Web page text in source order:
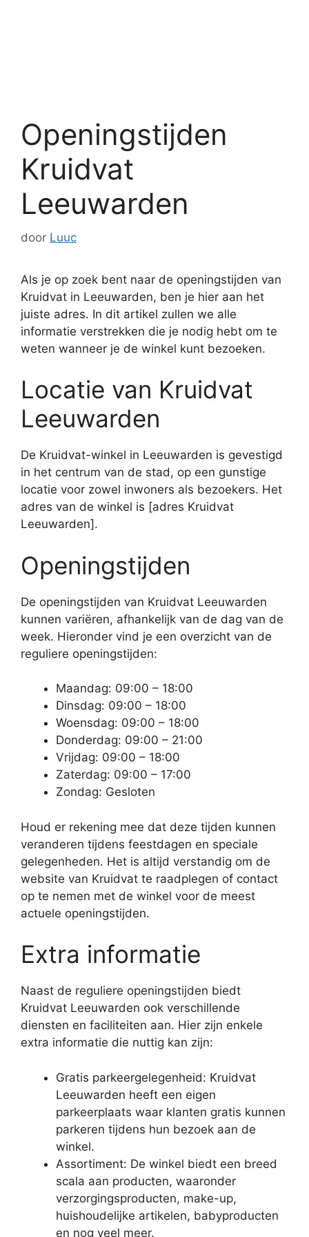
Openingstijden
Kruidvat
Leeuwarden
door Luuc
Als je op zoek bent naar de openingstijden van
Kruidvat in Leeuwarden, ben je hier aan het
juiste adres. In dit artikel zullen we alle
informatie verstrekken die je nodig hebt om te
weten wanneer je de winkel kunt bezoeken.
Locatie van Kruidvat
Leeuwarden
De Kruidvat-winkel in Leeuwarden is gevestigd
in het centrum van de stad, op een gunstige
locatie voor zowel inwoners als bezoekers. Het
adres van de winkel is [adres Kruidvat
Leeuwarden].
Openingstijden
De openingstijden van Kruidvat Leeuwarden
kunnen variëren, afhankelijk van de dag van de
week. Hieronder vind je een overzicht van de
reguliere openingstijden:
Maandag: 09:00 – 18:00
Dinsdag: 09:00 – 18:00
Woensdag: 09:00 – 18:00
Donderdag: 09:00 – 21:00
Vrijdag: 09:00 – 18:00
Zaterdag: 09:00 – 17:00
Zondag: Gesloten
Houd er rekening mee dat deze tijden kunnen
veranderen tijdens feestdagen en speciale
gelegenheden. Het is altijd verstandig om de
website van Kruidvat te raadplegen of contact
op te nemen met de winkel voor de meest
actuele openingstijden.
Extra informatie
Naast de reguliere openingstijden biedt
Kruidvat Leeuwarden ook verschillende
diensten en faciliteiten aan. Hier zijn enkele
extra informatie die nuttig kan zijn:
Gratis parkeergelegenheid: Kruidvat
Leeuwarden heeft een eigen
parkeerplaats waar klanten gratis kunnen
parkeren tijdens hun bezoek aan de
winkel.
Assortiment: De winkel biedt een breed
scala aan producten, waaronder
verzorgingsproducten, make-up,
huishoudelijke artikelen, babyproducten
en nog veel meer.